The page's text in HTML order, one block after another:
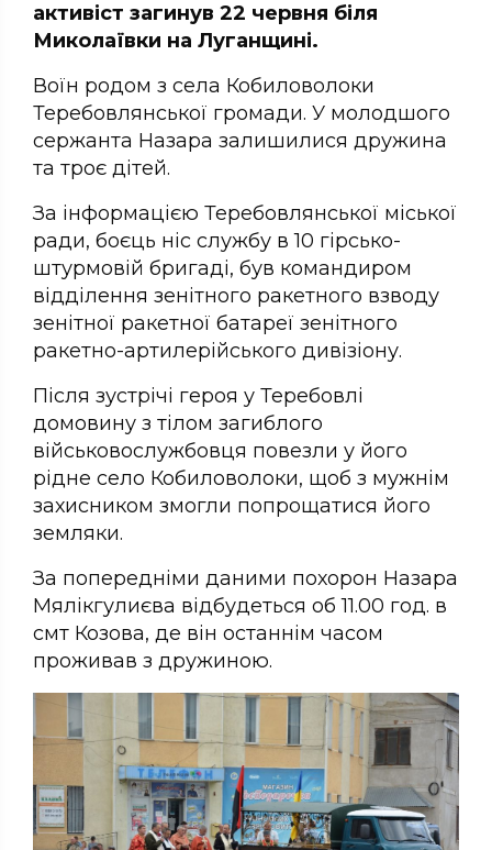
активіст загинув 22 червня біля
Миколаївки на Луганщині.
Воїн родом з села Кобиловолоки
Теребовлянської громади. У молодшого
сержанта Назара залишилися дружина
та троє дітей.
За інформацією Теребовлянської міської
ради, боєць ніс службу в 10 гірсько-
штурмовій бригаді, був командиром
відділення зенітного ракетного взводу
зенітної ракетної батареї зенітного
ракетно-артилерійського дивізіону.
Після зустрічі героя у Теребовлі
домовину з тілом загиблого
військовослужбовця повезли у його
рідне село Кобиловолоки, щоб з мужнім
захисником змогли попрощатися його
земляки.
За попередніми даними похорон Назара
Мялікгулиєва відбудеться об 11.00 год. в
смт Козова, де він останнім часом
проживав з дружиною.